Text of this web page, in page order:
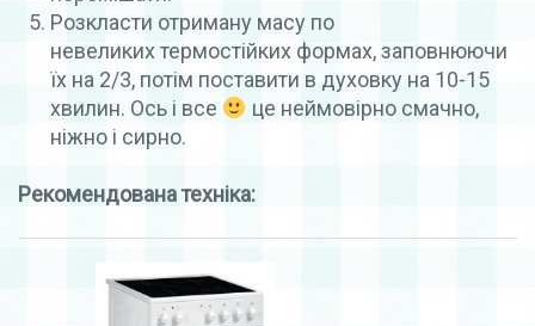
Розкласти отриману масу по
невеликих термостійких формах, заповнюючи
їх на 2/3, потім поставити в духовку на 10-15
хвилин. Ось і все
це неймовірно смачно,
ніжно і сирно.
Рекомендована техніка: